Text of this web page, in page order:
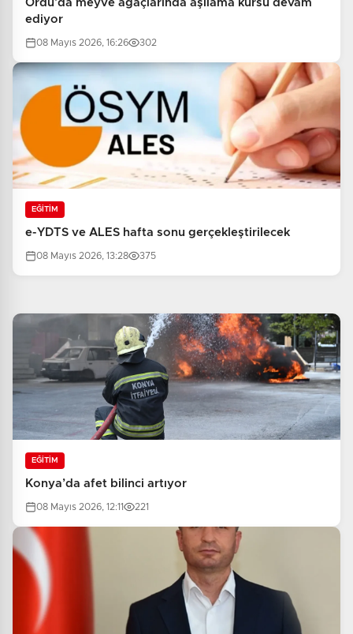
Ordu’da meyve ağaçlarında aşılama kursu devam
ediyor
08 Mayıs 2026, 16:26 302
EĞİTİM
e-YDTS ve ALES hafta sonu gerçekleştirilecek
08 Mayıs 2026, 13:28 375
EĞİTİM
Konya’da afet bilinci artıyor
08 Mayıs 2026, 12:11 221